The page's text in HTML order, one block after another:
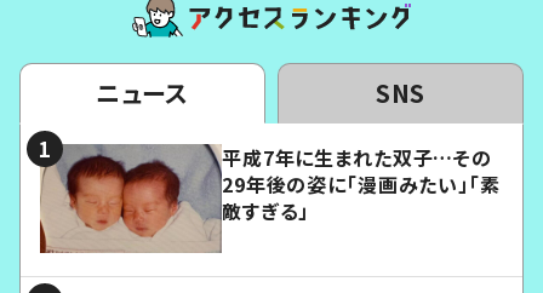
ニュース SNS
平成7年に生まれた双子…その
29年後の姿に「漫画みたい」「素
敵すぎる」